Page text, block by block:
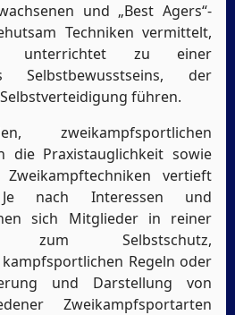
und „Best Agers“-
Techniken vermittelt,
unterrichtet zu einer
Selbstbewusstseins, der
führen.
zweikampfsportlichen
die Praxistauglichkeit sowie
vertieft
nach Interessen und
sich Mitglieder in reiner
zum Selbstschutz,
Regeln oder
und Darstellung von
Zweikampfsportarten